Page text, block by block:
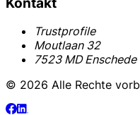
Trustprofile
Moutlaan 32
7523 MD Enschede
© 2026 Alle Rechte